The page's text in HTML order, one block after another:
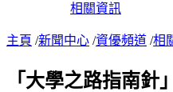
相關資訊
主頁 /新聞中心 /資優頻道 /相
「大學之路指南針